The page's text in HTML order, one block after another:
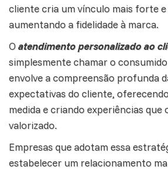
cliente cria um vínculo mais forte
aumentando a fidelidade à marca.
Oatendimento personalizado ao
simplesmente chamar o
envolve a compreensão profunda
expectativas do cliente,
medida e criando experiências que
valorizado.
Empresas que adotam essa
estabelecer um relacionamento